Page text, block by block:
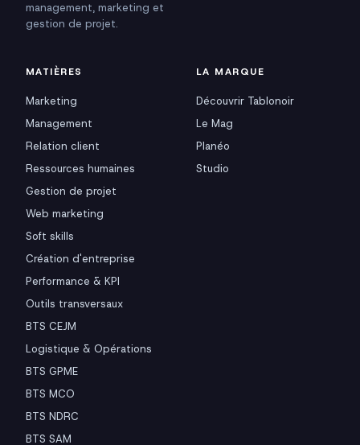
management, marketing et
gestion de projet.
MATIÈRES
Marketing
Management
Relation client
Ressources humaines
Gestion de projet
Web marketing
Soft skills
Création d'entreprise
Performance & KPI
Outils transversaux
BTS CEJM
Logistique & Opérations
BTS GPME
BTS MCO
BTS NDRC
BTS SAM
LA MARQUE
Découvrir Tablonoir
Le Mag
Planéo
Studio